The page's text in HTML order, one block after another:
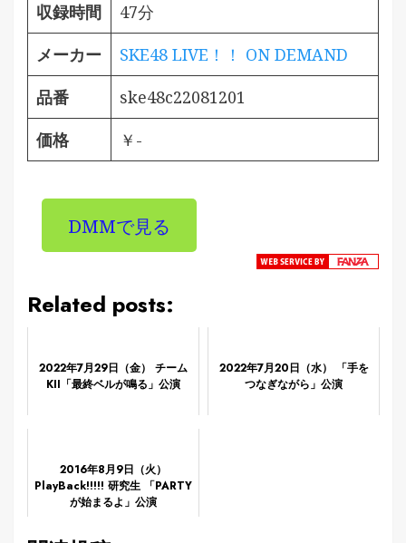
収録時間
47分
メーカー
SKE48 LIVE！！ ON DEMAND
品番
ske48c22081201
価格
￥-
DMMで見る
Related posts:
2022年7月29日（金） チーム
KII「最終ベルが鳴る」公演
2022年7月20日（水） 「手を
つなぎながら」公演
2016年8月9日（火）
PlayBack!!!!! 研究生 「PARTY
が始まるよ」公演